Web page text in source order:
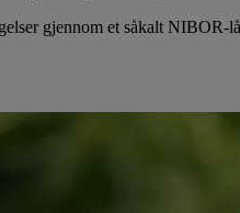
gjennom et såkalt NIBOR-